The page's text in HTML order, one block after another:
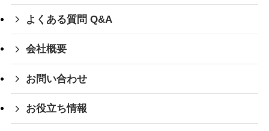
よくある質問 Q&A
会社概要
お問い合わせ
お役立ち情報